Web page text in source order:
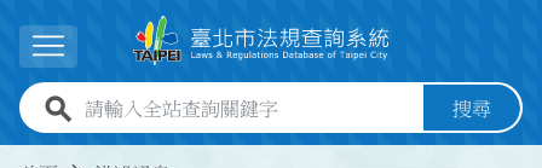
展開選單
全站查詢關鍵字欄位 搜尋